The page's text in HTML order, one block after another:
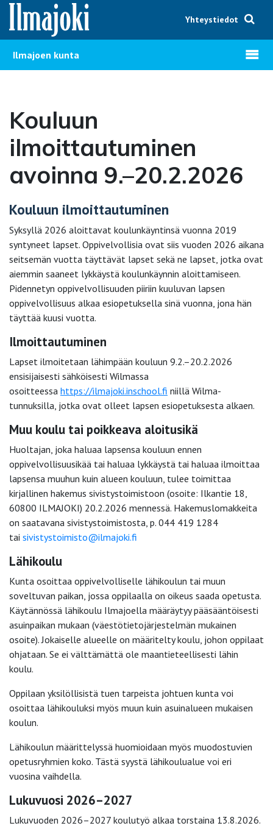
Hyppää sisältöön
Yhteystiedot
Ilmajoen kunta Avaa
Kouluun
ilmoittautuminen
avoinna 9.–20.2.2026
Kouluun ilmoittautuminen
Syksyllä 2026 aloittavat koulunkäyntinsä vuonna 2019
syntyneet lapset. Oppivelvollisia ovat siis vuoden 2026 aikana
seitsemän vuotta täyttävät lapset sekä ne lapset, jotka ovat
aiemmin saaneet lykkäystä koulunkäynnin aloittamiseen.
Pidennetyn oppivelvollisuuden piiriin kuuluvan lapsen
oppivelvollisuus alkaa esiopetuksella sinä vuonna, jona hän
täyttää kuusi vuotta.
Ilmoittautuminen
Lapset ilmoitetaan lähimpään kouluun 9.2.–20.2.2026
ensisijaisesti sähköisesti Wilmassa
osoitteessa https://ilmajoki.inschool.fi niillä Wilma-
tunnuksilla, jotka ovat olleet lapsen esiopetuksesta alkaen.
Muu koulu tai poikkeava aloitusikä
Huoltajan, joka haluaa lapsensa kouluun ennen
oppivelvollisuusikää tai haluaa lykkäystä tai haluaa ilmoittaa
lapsensa muuhun kuin alueen kouluun, tulee toimittaa
kirjallinen hakemus sivistystoimistoon (osoite: Ilkantie 18,
60800 ILMAJOKI) 20.2.2026 mennessä. Hakemuslomakkeita
on saatavana sivistystoimistosta, p. 044 419 1284
tai sivistystoimisto@ilmajoki.fi
Lähikoulu
Kunta osoittaa oppivelvolliselle lähikoulun tai muun
soveltuvan paikan, jossa oppilaalla on oikeus saada opetusta.
Käytännössä lähikoulu Ilmajoella määräytyy pääsääntöisesti
asuinpaikan mukaan (väestötietojärjestelmän mukainen
osoite). Jokaiselle alueelle on määritelty koulu, johon oppilaat
ohjataan. Se ei välttämättä ole maantieteellisesti lähin
koulu.
Oppilaan yksilöllisistä tuen tarpeista johtuen kunta voi
osoittaa lähikouluksi myös muun kuin asuinalueen mukaisen
koulun.
Lähikoulun määrittelyssä huomioidaan myös muodostuvien
opetusryhmien koko. Tästä syystä lähikoulualue voi eri
vuosina vaihdella.
Lukuvuosi 2026–2027
Lukuvuoden 2026–2027 koulutyö alkaa torstaina 13.8.2026.